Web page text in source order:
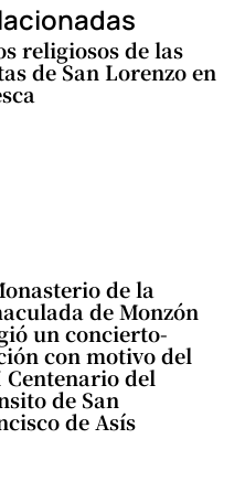
religiosos de las
de San Lorenzo en
de la
de Monzón
un concierto-
con motivo del
del
de San
de Asís